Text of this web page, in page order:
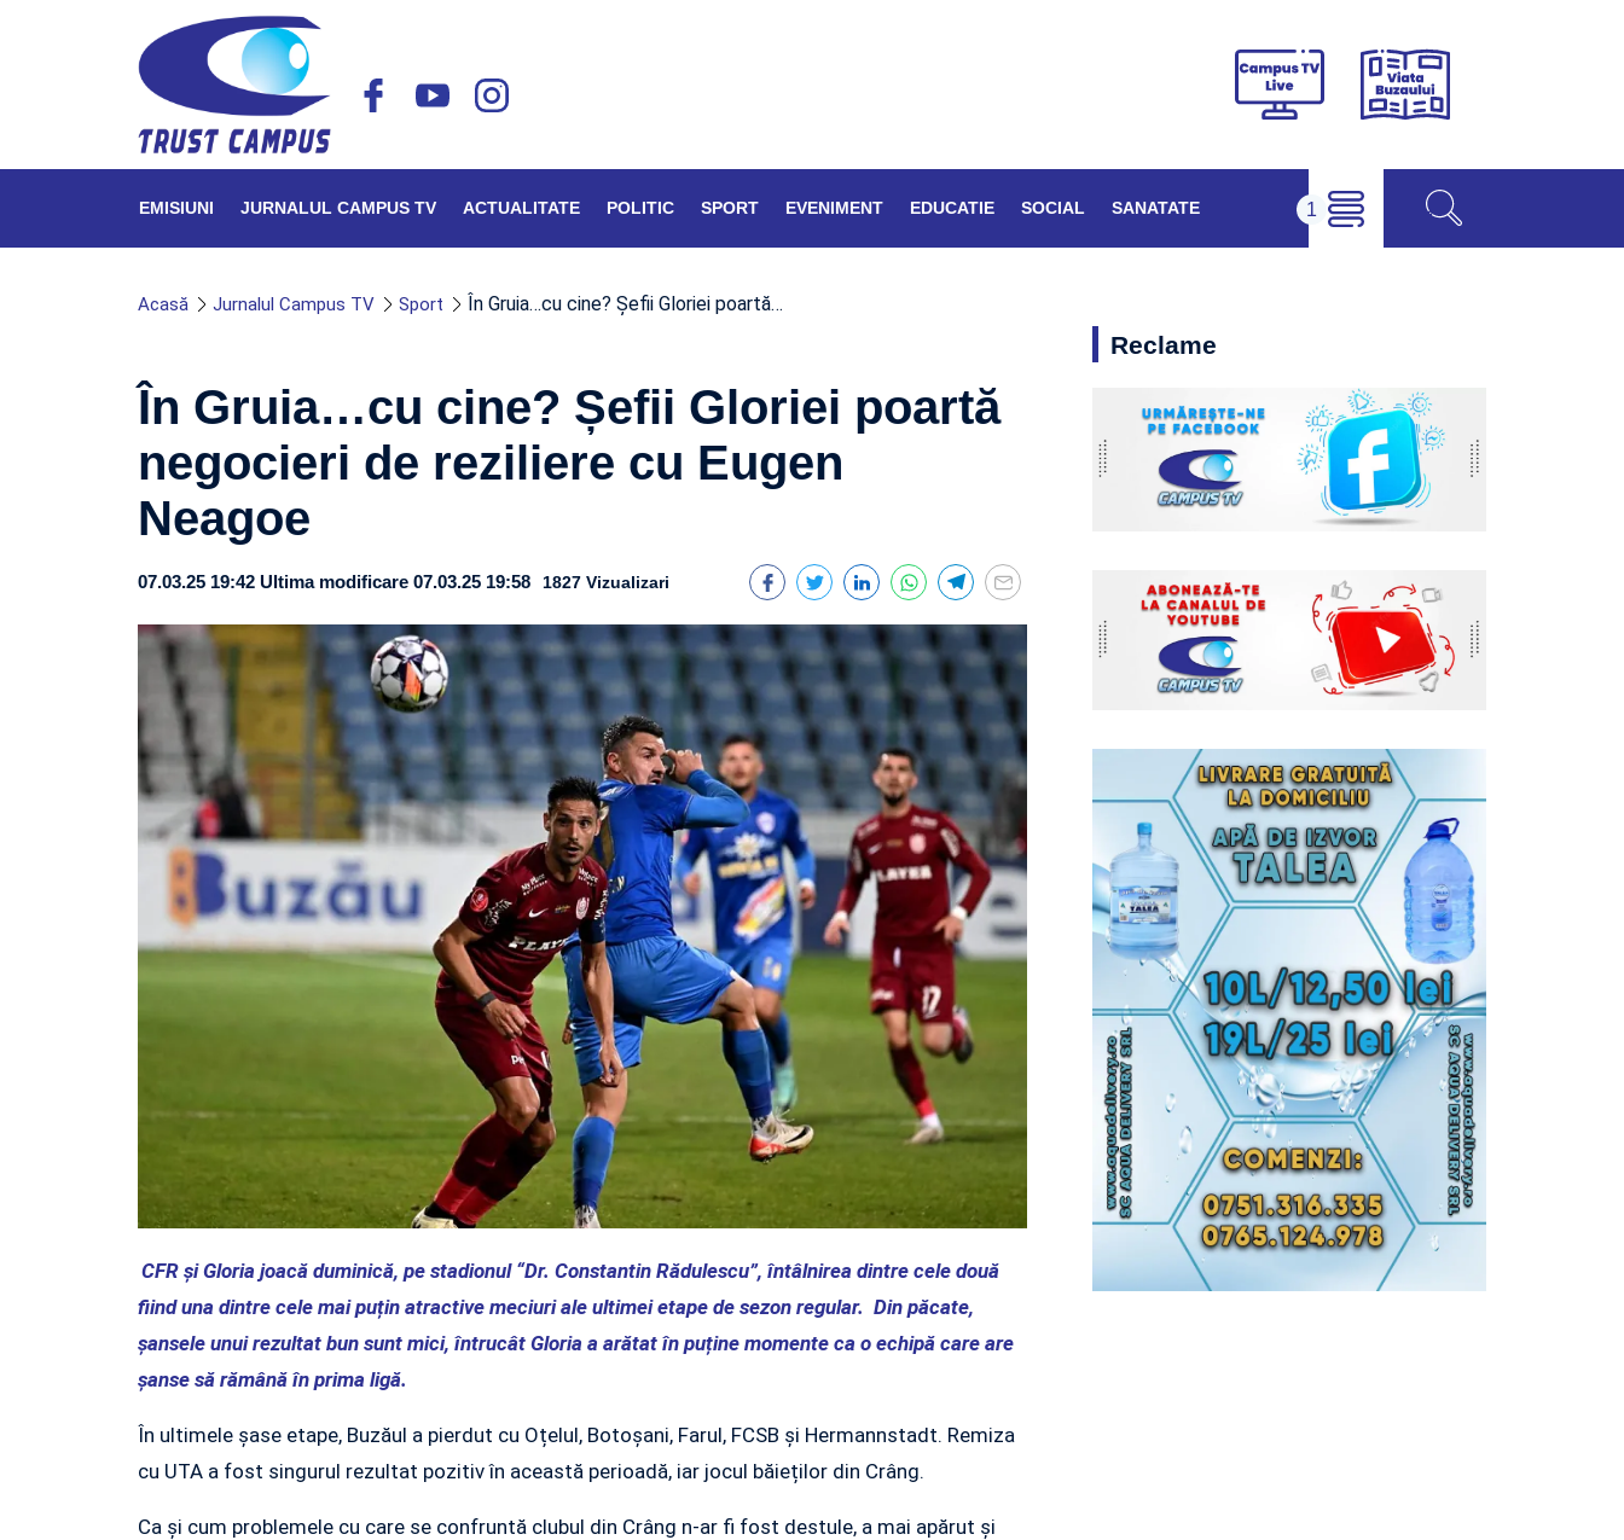
Campus
Viața
EMISIUNI JURNALUL CAMPUS TV ACTUALITATE POLITIC SPORT EVENIMENT EDUCATIE SOCIAL SANATATE
Acasă Jurnalul Campus TV Sport În Gruia…cu cine? Șefii Gloriei poartă…
În Gruia…cu cine? Șefii Gloriei poartă
negocieri de reziliere cu Eugen
Neagoe
07.03.25 19:42 Ultima modificare 07.03.25 19:58 1827 Vizualizari
CFR și Gloria joacă duminică, pe stadionul “Dr. Constantin Rădulescu”, întâlnirea dintre cele două
fiind una dintre cele mai puțin atractive meciuri ale ultimei etape de sezon regular. Din păcate,
șansele unui rezultat bun sunt mici, întrucât Gloria a arătat în puține momente ca o echipă care are
șanse să rămână în prima ligă.
În ultimele șase etape, Buzăul a pierdut cu Oțelul, Botoșani, Farul, FCSB și Hermannstadt. Remiza
cu UTA a fost singurul rezultat pozitiv în această perioadă, iar jocul băieților din Crâng.
Ca și cum problemele cu care se confruntă clubul din Crâng n-ar fi fost destule, a mai apărut și
Reclame